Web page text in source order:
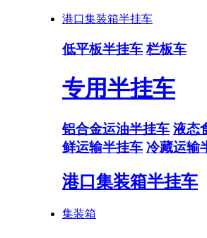
港口集装箱半挂车
低平板半挂车 栏板车
专用半挂车
铝合金运油半挂车 液态
鲜运输半挂车 冷藏运输
港口集装箱半挂车
集装箱